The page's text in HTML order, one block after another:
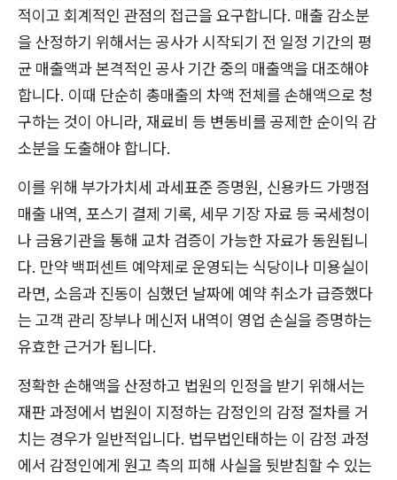
적이고 회계적인 관점의 접근을 요구합니다. 매출 감소분
을 산정하기 위해서는 공사가 시작되기 전 일정 기간의 평
균 매출액과 본격적인 공사 기간 중의 매출액을 대조해야
합니다. 이때 단순히 총매출의 차액 전체를 손해액으로 청
구하는 것이 아니라, 재료비 등 변동비를 공제한 순이익 감
소분을 도출해야 합니다.
이를 위해 부가가치세 과세표준 증명원, 신용카드 가맹점
매출 내역, 포스기 결제 기록, 세무 기장 자료 등 국세청이
나 금융기관을 통해 교차 검증이 가능한 자료가 동원됩니
다. 만약 백퍼센트 예약제로 운영되는 식당이나 미용실이
라면, 소음과 진동이 심했던 날짜에 예약 취소가 급증했다
는 고객 관리 장부나 메신저 내역이 영업 손실을 증명하는
유효한 근거가 됩니다.
정확한 손해액을 산정하고 법원의 인정을 받기 위해서는
재판 과정에서 법원이 지정하는 감정인의 감정 절차를 거
치는 경우가 일반적입니다. 법무법인태하는 이 감정 과정
에서 감정인에게 원고 측의 피해 사실을 뒷받침할 수 있는